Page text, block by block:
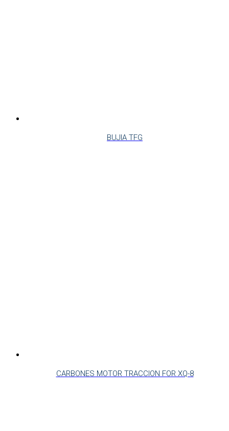
BUJIA TFG
CARBONES MOTOR TRACCION FOR XQ-8